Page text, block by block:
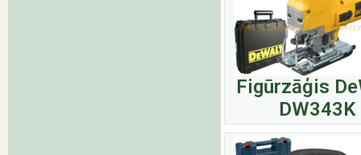
Figūrzāģis
DW343K